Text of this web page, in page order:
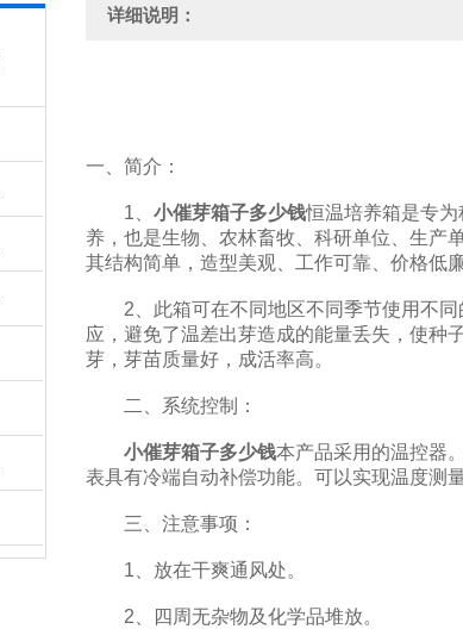
详细说明：
一、简介：
1、 小催芽箱子多少钱恒温培养箱是专
养，也是生物、农林畜牧、科研单位、生产
其结构简单，造型美观、工作可靠、价格低
2、此箱可在不同地区不同季节使用不同
应，避免了温差出芽造成的能量丢失，使种
芽，芽苗质量好，成活率高。
二、系统控制：
小催芽箱子多少钱本产品采用的温控器
表具有冷端自动补偿功能。可以实现温度测
三、注意事项：
1、放在干爽通风处。
2、四周无杂物及化学品堆放。